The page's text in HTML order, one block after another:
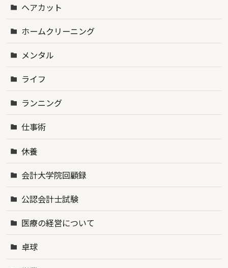
ヘアカット
ホームクリーニング
メンタル
ライフ
ランニング
仕事術
休養
会計大学院回顧録
公認会計士試験
医療の経営について
卓球